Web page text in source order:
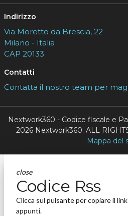
Indirizzo
Via Moretto da Brescia, 22
Milano - Italia
CAP 20133
Contatti
Contatta il nostro team per
Nextwork360 - Codice fiscale e
2026 Nextwork360. ALL
Mappa del
close
Codice Rss
Clicca sul pulsante per copiare il link
appunti.